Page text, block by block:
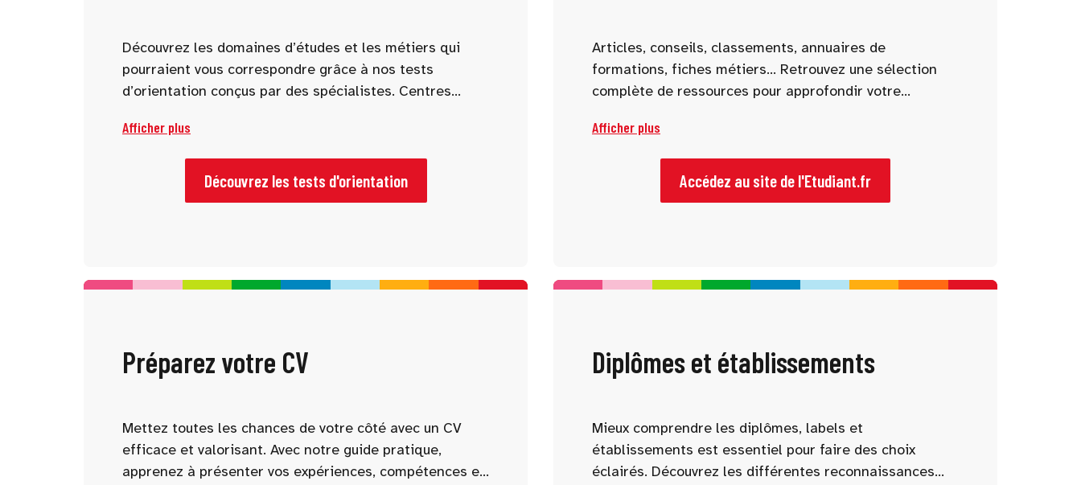
Découvrez les domaines d’études et les métiers qui
pourraient vous correspondre grâce à nos tests
d’orientation conçus par des spécialistes. Centres
tests vous permettent de mieux vous connaître et
d’identifier des pistes adaptées à votre profil.
Afficher plus
Découvrez les tests d'orientation
Articles, conseils, classements, annuaires de
formations, fiches métiers… Retrouvez une sélection
complète de ressources pour approfondir votre
vous accompagnent à chaque étape pour mieux
comprendre les formations, les débouchés et les
parcours possibles.
Afficher plus
Accédez au site de l'Etudiant.fr
Préparez votre CV
Mettez toutes les chances de votre côté avec un CV
efficace et valorisant. Avec notre guide pratique,
apprenez à présenter vos expériences, compétences et
Diplômes et établissements
Mieux comprendre les diplômes, labels et
établissements est essentiel pour faire des choix
éclairés. Découvrez les différentes reconnaissances